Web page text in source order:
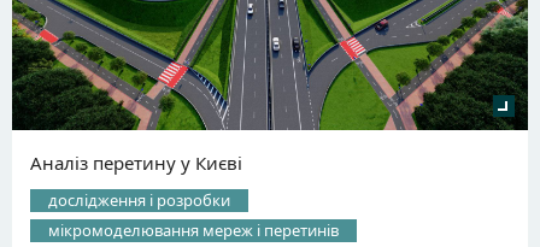
Аналіз перетину у Києві
дослідження і розробки
мікромоделювання мереж і перетинів